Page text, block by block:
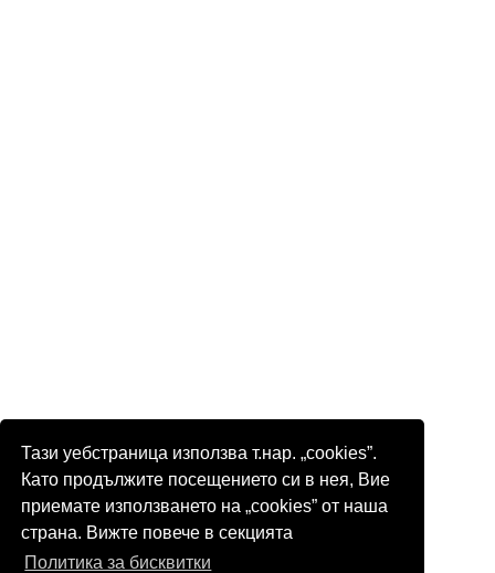
Тази уебстраница използва т.нар. „cookies”.
Като продължите посещението си в нея, Вие
приемате използването на „cookies” от наша
страна. Вижте повече в секцията
Политика за бисквитки